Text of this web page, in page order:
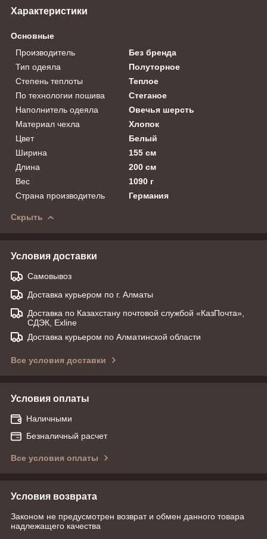
Характеристики
Основные
Производитель
Без бренда
Тип одеяла
Полуторное
Степень теплоты
Теплое
По технологии пошива
Стеганое
Наполнитель одеяла
Овечья шерсть
Материал чехла
Хлопок
Цвет
Белый
Ширина
155 см
Длина
200 см
Вес
1090 г
Страна производитель
Германия
Скрыть
Условия доставки
Самовывоз
Доставка курьером по г. Алматы
Доставка по Казахстану почтовой службой «КазПочта»,
СДЭК, Exline
Доставка курьером по Алматинской области
Все условия доставки
Условия оплаты
Наличными
Безналичный расчет
Все условия оплаты
Условия возврата
Законом не предусмотрен возврат и обмен данного товара
надлежащего качества